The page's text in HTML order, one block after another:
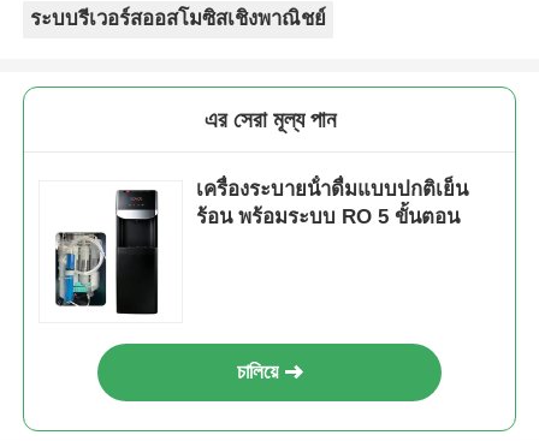
returns. Great product to carry!
ระบบรีเวอร์สออสโมซิสเชิงพาณิชย์
এর সেরা মূল্য পান
เครื่องระบายน้ําดื่มแบบปกติเย็น
ร้อน พร้อมระบบ RO 5 ขั้นตอน
চালিয়ে